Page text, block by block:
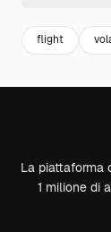
flight
La piattaforma
1 milione di